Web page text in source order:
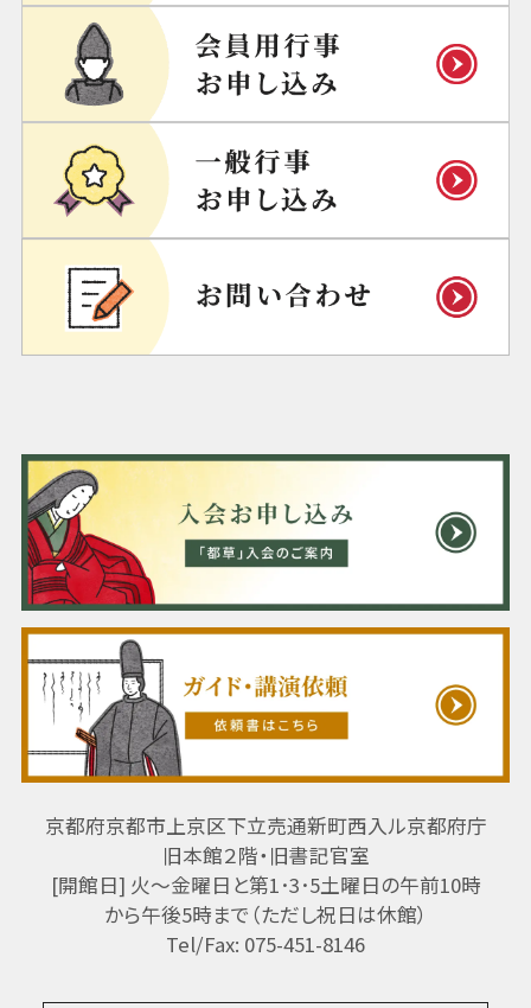
京都府京都市上京区下立売通新町西入ル京都府庁
旧本館２階・旧書記官室
[開館日] 火～金曜日と第1･3･5土曜日の午前10時
から午後5時まで（ただし祝日は休館）
Tel/Fax: 075-451-8146